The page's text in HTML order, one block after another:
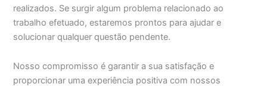
realizados. Se surgir algum problema relacionado ao
trabalho efetuado, estaremos prontos para ajudar e
solucionar qualquer questão pendente.
Nosso compromisso é garantir a sua satisfação e
proporcionar uma experiência positiva com nossos